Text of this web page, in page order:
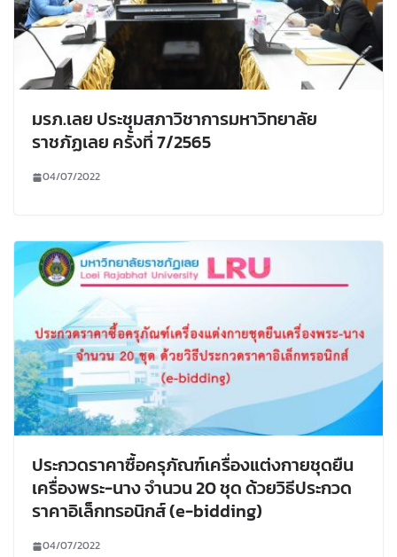
มรภ.เลย ประชุมสภาวิชาการมหาวิทยาลัย
ราชภัฏเลย ครั้งที่ 7/2565
04/07/2022
ประกวดราคาซื้อครุภัณฑ์เครื่องแต่งกายชุดยืน
เครื่องพระ-นาง จำนวน 20 ชุด ด้วยวิธีประกวด
ราคาอิเล็กทรอนิกส์ (e-bidding)
04/07/2022